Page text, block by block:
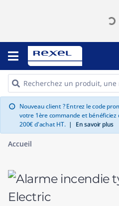
info Nouveau client ? Entrez le code
votre 1ère commande et bénéficiez
200€ d'achat HT. | En savoir plus
Accueil